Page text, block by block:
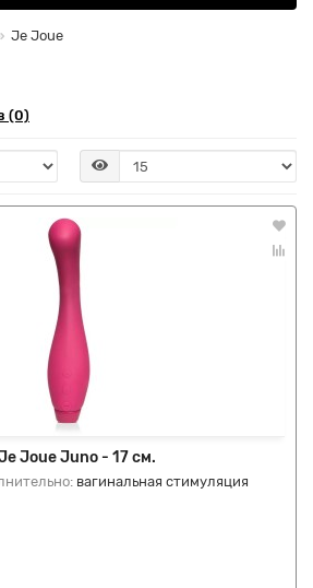
Je Joue
(0)
Joue Juno - 17 см.
вагинальная стимуляция